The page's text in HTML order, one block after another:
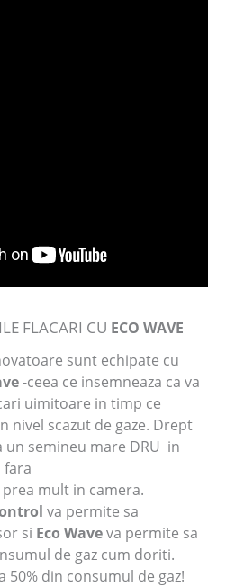
FLACARI CU ECO WAVE
sunt echipate cu
-ceea ce insemneaza ca va
uimitoare in timp ce
nivel scazut de gaze. Drept
semineu mare DRU in
fara
mult in camera.
va permite sa
si Eco Waveva permite sa
de gaz cum doriti.
50% din consumul de gaz!